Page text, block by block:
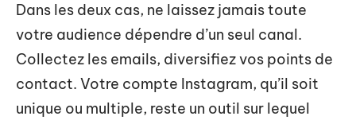
Dans les deux cas, ne laissez jamais toute
votre audience dépendre d’un seul canal.
Collectez les emails, diversifiez vos points de
contact. Votre compte Instagram, qu’il soit
unique ou multiple, reste un outil sur lequel